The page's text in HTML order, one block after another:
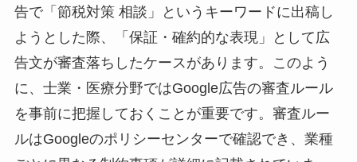
告で「節税対策 相談」というキーワードに出稿し
ようとした際、「保証・確約的な表現」として広
告文が審査落ちしたケースがあります。このよう
に、士業・医療分野ではGoogle広告の審査ルール
を事前に把握しておくことが重要です。審査ルー
ルはGoogleのポリシーセンターで確認でき、業種